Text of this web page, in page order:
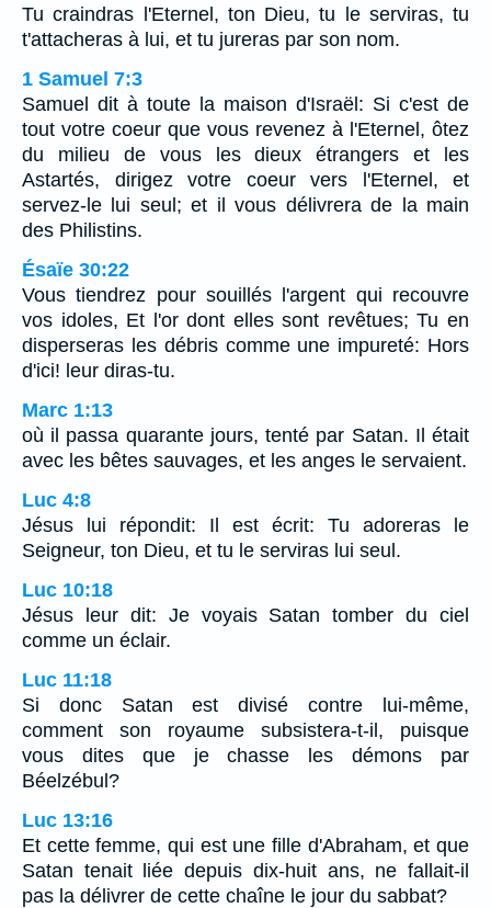
Tu craindras l'Eternel, ton Dieu, tu le serviras, tu
t'attacheras à lui, et tu jureras par son nom.
1 Samuel 7:3
Samuel dit à toute la maison d'Israël: Si c'est de
tout votre coeur que vous revenez à l'Eternel, ôtez
du milieu de vous les dieux étrangers et les
Astartés, dirigez votre coeur vers l'Eternel, et
servez-le lui seul; et il vous délivrera de la main
des Philistins.
Ésaïe 30:22
Vous tiendrez pour souillés l'argent qui recouvre
vos idoles, Et l'or dont elles sont revêtues; Tu en
disperseras les débris comme une impureté: Hors
d'ici! leur diras-tu.
Marc 1:13
où il passa quarante jours, tenté par Satan. Il était
avec les bêtes sauvages, et les anges le servaient.
Luc 4:8
Jésus lui répondit: Il est écrit: Tu adoreras le
Seigneur, ton Dieu, et tu le serviras lui seul.
Luc 10:18
Jésus leur dit: Je voyais Satan tomber du ciel
comme un éclair.
Luc 11:18
Si donc Satan est divisé contre lui-même,
comment son royaume subsistera-t-il, puisque
vous dites que je chasse les démons par
Béelzébul?
Luc 13:16
Et cette femme, qui est une fille d'Abraham, et que
Satan tenait liée depuis dix-huit ans, ne fallait-il
pas la délivrer de cette chaîne le jour du sabbat?